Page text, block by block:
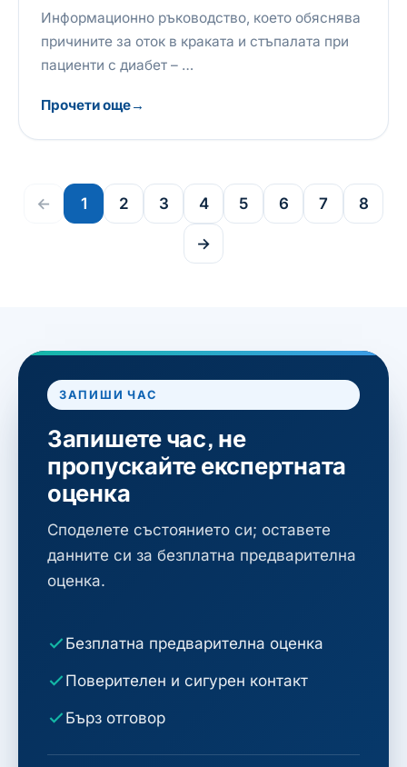
Информационно ръководство, което обяснява
причините за оток в краката и стъпалата при
пациенти с диабет – …
Прочети още
← 1 2 3 4 5 6 7 8
→
ЗАПИШИ ЧАС
Запишете час, не
пропускайте експертната
оценка
Споделете състоянието си; оставете
данните си за безплатна предварителна
оценка.
Безплатна предварителна оценка
Поверителен и сигурен контакт
Бърз отговор